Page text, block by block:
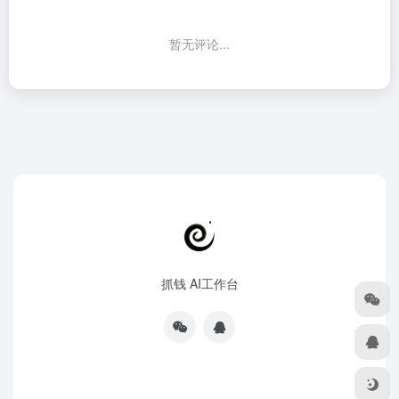
暂无评论...
抓钱 AI工作台